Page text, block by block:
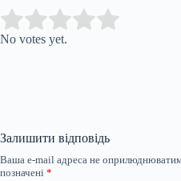
Rate this item:
No votes yet.
Залишити відповідь
Ваша e-mail адреса не
позначені *